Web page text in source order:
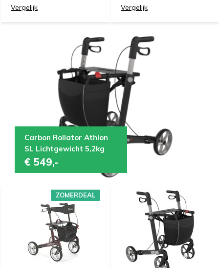
Vergelijk Vergelijk
Carbon Rollator Athlon
SL Lichtgewicht 5,2kg
€ 549,-
ZOMERDEAL